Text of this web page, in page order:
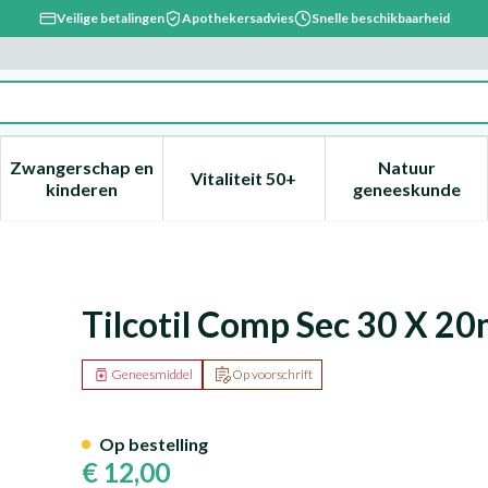
Veilige betalingen Apothekersadvies Snelle beschikbaarheid
verzorging en hygiëne categorie
voor Dieet, voeding en vitamines categorie
Zwangerschap en
kinderenToon submenu voor Zwangerschap en kinderen
Vitaliteit 50+Toon submenu voor Vitaliteit
Natuur
geneeskunde
Toon
Tilcotil Comp Sec 30 X
Op voorschrift
Geneesmiddel
€ 12,00
Op bestelling